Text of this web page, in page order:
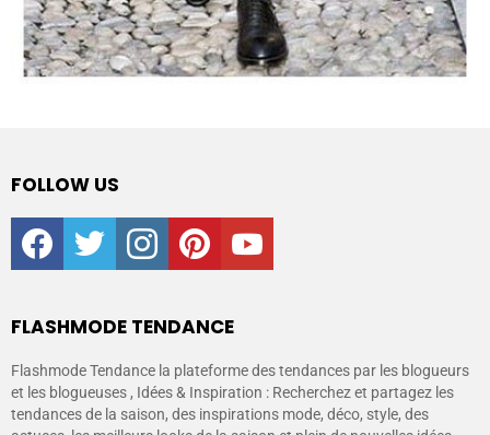
FOLLOW US
facebooktwitter instagrampinterestyoutube
FLASHMODE TENDANCE
Flashmode Tendance la plateforme des tendances par les blogueurs
et les blogueuses , Idées & Inspiration : Recherchez et partagez les
tendances de la saison, des inspirations mode, déco, style, des